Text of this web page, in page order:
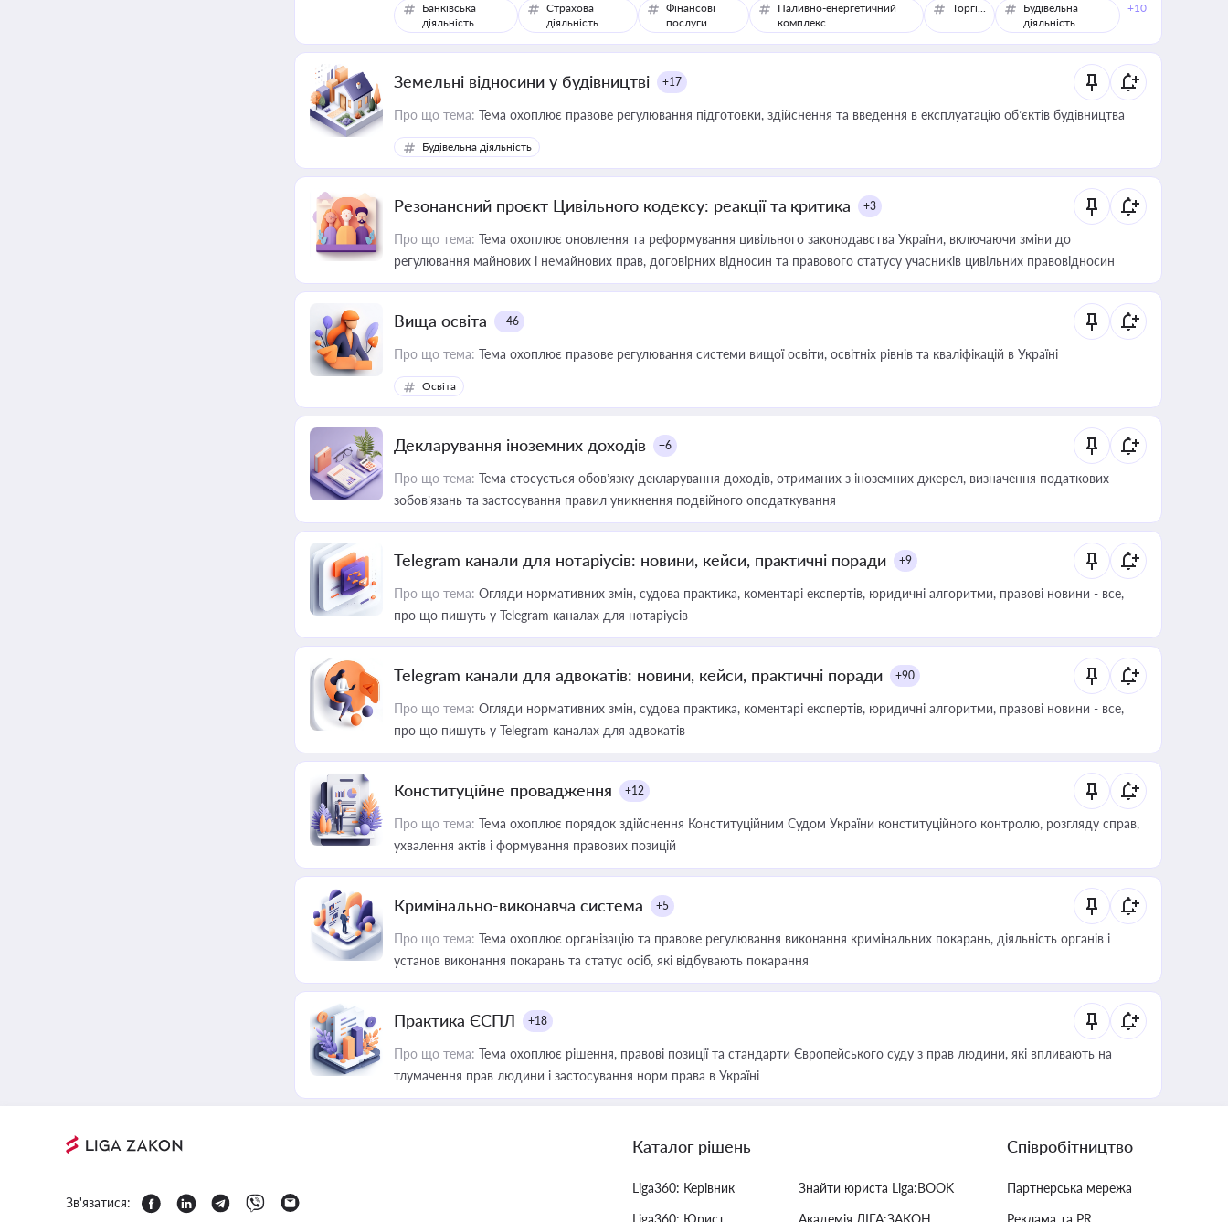
Банківська
діяльність
Страхова
діяльність
Фінансові
послуги
Паливно-енергетичний
комплекс
Торгівля
Будівельна
діяльність
+10
Земельні відносини у будівництві +17
Про що тема: Тема охоплює правове регулювання підготовки, здійснення та введення в експлуатацію об’єктів будівництва
Будівельна діяльність
Резонансний проєкт Цивільного кодексу: реакції та критика +3
Про що тема: Тема охоплює оновлення та реформування цивільного законодавства України, включаючи зміни до
регулювання майнових і немайнових прав, договірних відносин та правового статусу учасників цивільних правовідносин
Вища освіта +46
Про що тема: Тема охоплює правове регулювання системи вищої освіти, освітніх рівнів та кваліфікацій в Україні
Освіта
Декларування іноземних доходів +6
Про що тема: Тема стосується обов’язку декларування доходів, отриманих з іноземних джерел, визначення податкових
зобов’язань та застосування правил уникнення подвійного оподаткування
Telegram канали для нотаріусів: новини, кейси, практичні поради +9
Про що тема: Огляди нормативних змін, судова практика, коментарі експертів, юридичні алгоритми, правові новини - все,
про що пишуть у Telegram каналах для нотаріусів
Telegram канали для адвокатів: новини, кейси, практичні поради +90
Про що тема: Огляди нормативних змін, судова практика, коментарі експертів, юридичні алгоритми, правові новини - все,
про що пишуть у Telegram каналах для адвокатів
Конституційне провадження +12
Про що тема: Тема охоплює порядок здійснення Конституційним Судом України конституційного контролю, розгляду справ,
ухвалення актів і формування правових позицій
Кримінально-виконавча система +5
Про що тема: Тема охоплює організацію та правове регулювання виконання кримінальних покарань, діяльність органів і
установ виконання покарань та статус осіб, які відбувають покарання
Практика ЄСПЛ +18
Про що тема: Тема охоплює рішення, правові позиції та стандарти Європейського суду з прав людини, які впливають на
тлумачення прав людини і застосування норм права в Україні
Зв'язатися:
Каталог рішень
Liga360: Керівник
Liga360: Юрист
Знайти юриста Liga:BOOK
Академія ЛІГА:ЗАКОН
Співробітництво
Партнерська мережа
Реклама та PR